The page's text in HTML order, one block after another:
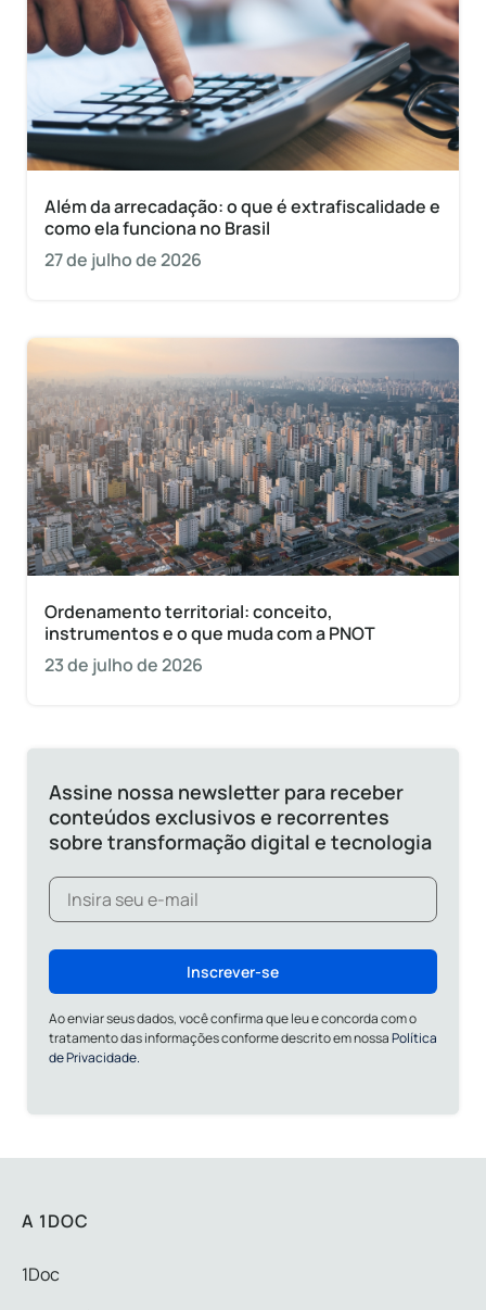
Além da arrecadação: o que é extrafiscalidade e
como ela funciona no Brasil
27 de julho de 2026
Ordenamento territorial: conceito,
instrumentos e o que muda com a PNOT
23 de julho de 2026
Assine nossa newsletter para receber
conteúdos exclusivos e recorrentes
sobre transformação digital e tecnologia
Inscrever-se
Ao enviar seus dados, você confirma que leu e concorda com o
tratamento das informações conforme descrito em nossaPolítica
de Privacidade.
A 1DOC
1Doc